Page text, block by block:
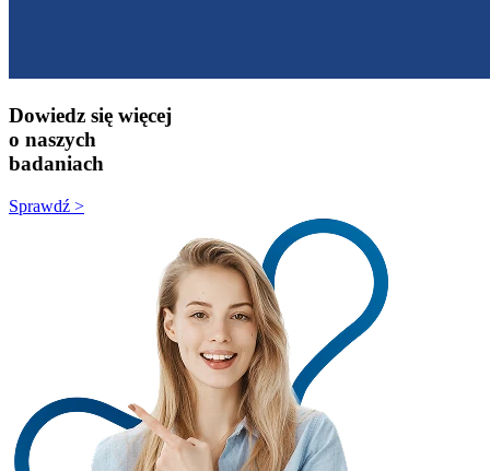
Dowiedz się więcej
o naszych
badaniach
Sprawdź >